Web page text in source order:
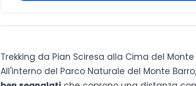
Trekking da Pian Sciresa alla Cima del Monte
All'interno del Parco Naturale del Monte